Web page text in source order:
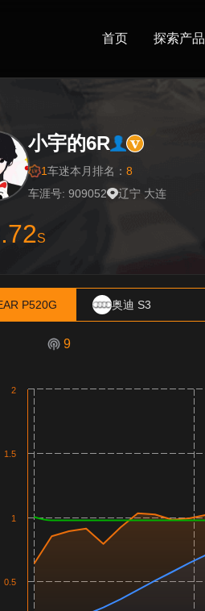
首页 探索产品
小宇的6R
1车迷本月排名： 8
车涯号: 909052
辽宁 大连
S
P520G 奥迪 S3
9
0.5
1
1.5
2